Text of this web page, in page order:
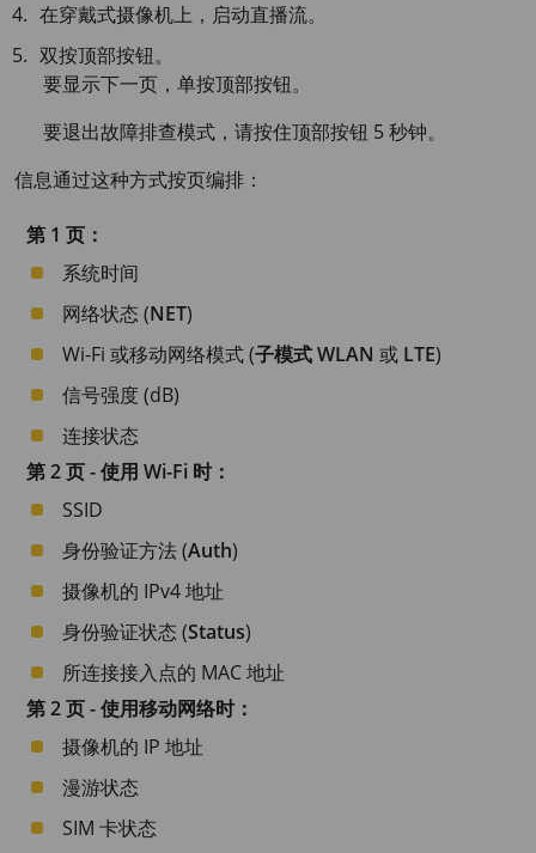
在穿戴式摄像机上，启动直播流。
双按顶部按钮。
要显示下一页，单按顶部按钮。
要退出故障排查模式，请按住顶部按钮 5 秒钟。
信息通过这种方式按页编排：
第 1 页：
系统时间
网络状态 (NET)
Wi-Fi 或移动网络模式 (子模式 WLAN 或 LTE)
信号强度 (dB)
连接状态
第 2 页 - 使用 Wi-Fi 时：
SSID
身份验证方法 (Auth)
摄像机的 IPv4 地址
身份验证状态 (Status)
所连接接入点的 MAC 地址
第 2 页 - 使用移动网络时：
摄像机的 IP 地址
漫游状态
SIM 卡状态